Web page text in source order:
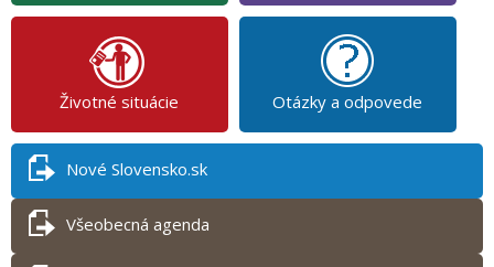
Životné situácie Otázky a odpovede
Nové Slovensko.sk
Všeobecná agenda